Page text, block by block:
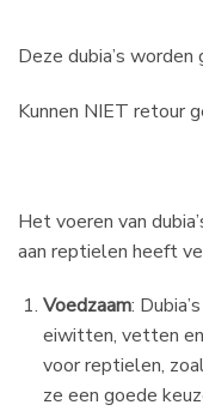
Deze dubia’s
Kunnen NIET retour
Het voeren van
aan reptielen heeft
Voedzaam:
eiwitten, vetten
voor reptielen,
ze een goede